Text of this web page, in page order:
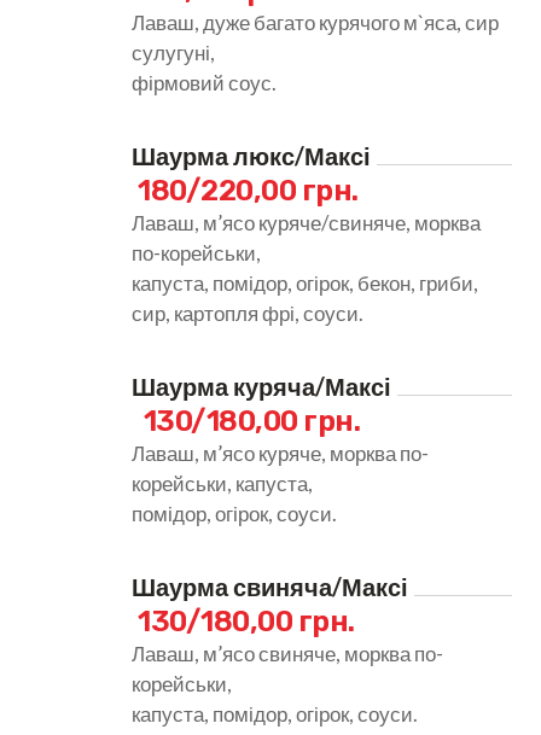
Лаваш, дуже багато курячого м`яса, сир
сулугуні,
фірмовий соус.
Шаурма люкс/Максі
180/220,00 грн.
Лаваш, м’ясо куряче/свиняче, морква
по-корейськи,
капуста, помідор, огірок, бекон, гриби,
сир, картопля фрі, соуси.
Шаурма куряча/Максі
130/180,00 грн.
Лаваш, м’ясо куряче, морква по-
корейськи, капуста,
помідор, огірок, соуси.
Шаурма свиняча/Максі
130/180,00 грн.
Лаваш, м’ясо свиняче, морква по-
корейськи,
капуста, помідор, огірок, соуси.